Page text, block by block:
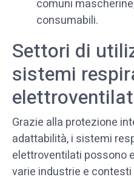
comuni
consumabili.
Settori di
sistemi
Grazie alla protezione
adattabilità, i sistemi
elettroventilati possono
varie industrie e